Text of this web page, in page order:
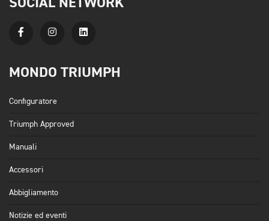
MONDO TRIUMPH
Configuratore
Triumph Approved
Manuali
Accessori
Abbigliamento
Notizie ed eventi